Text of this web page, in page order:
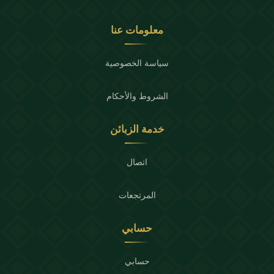
معلومات عنا
سياسة الخصوصية
الشروط والأحكام
خدمة الزبائن
اتصال
المرتجعات
حسابي
حسابي